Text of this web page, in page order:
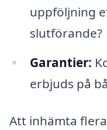
uppföljning
slutförande?
Garantier:
erbjuds på
Att inhämta